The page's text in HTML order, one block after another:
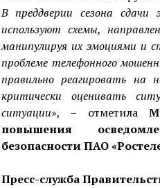
В преддверии сезона сдачи
используют схемы,
манипулируя их эмоциями и
проблеме телефонного
правильно реагировать на
критически оценивать
ситуации», – отметила
повышения
безопасности ПАО
Пресс-служба